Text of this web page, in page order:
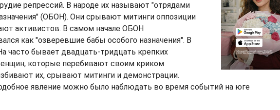
репрессий. В народе их называют "отрядами
(ОБОН). Они срывают митинги оппозиции
активистов. В самом начале ОБОН
как "озверевшие бабы особого назначения". В
часто бывает двадцать-тридцать крепких
которые перебивают своим криком
их, срывают митинги и демонстрации.
явление можно было наблюдать во время событий на юге